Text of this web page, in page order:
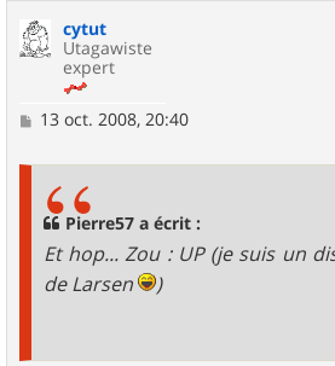
cytut
Utagawiste
expert
M13 oct. 2008, 20:40
Pierre57 a écrit :
Et hop... Zou : UP (je suis un
de Larsen
)